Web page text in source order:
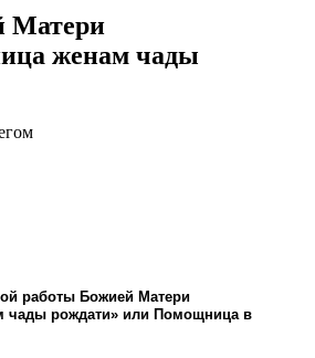
Матери
женам чады
работы Божией Матери
чады рождати» или Помощница в